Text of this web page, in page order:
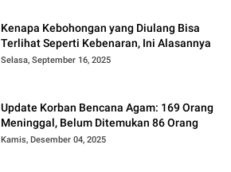
Kenapa Kebohongan yang Diulang Bisa
Terlihat Seperti Kebenaran, Ini Alasannya
Selasa, September 16, 2025
Update Korban Bencana Agam: 169 Orang
Meninggal, Belum Ditemukan 86 Orang
Kamis, Desember 04, 2025